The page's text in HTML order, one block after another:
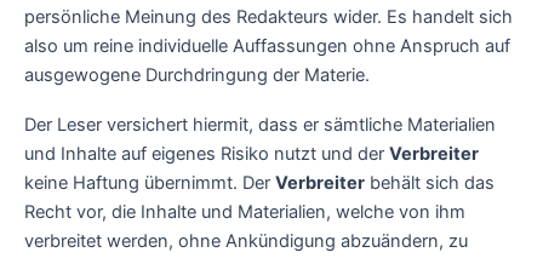
persönliche Meinung des Redakteurs wider. Es handelt sich
also um reine individuelle Auffassungen ohne Anspruch auf
ausgewogene Durchdringung der Materie.
Der Leser versichert hiermit, dass er sämtliche Materialien
und Inhalte auf eigenes Risiko nutzt und der Verbreiter
keine Haftung übernimmt. Der Verbreiter behält sich das
Recht vor, die Inhalte und Materialien, welche von ihm
verbreitet werden, ohne Ankündigung abzuändern, zu